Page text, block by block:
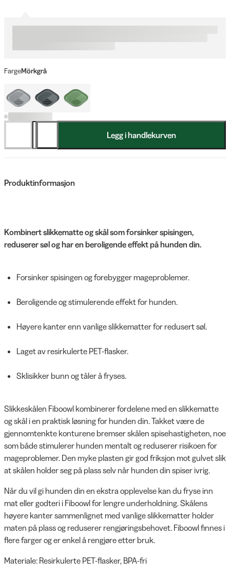
FargeMörkgrå
Legg i handlekurven
Produktinformasjon
Kombinert slikkematte og skål som forsinker spisingen,
reduserer søl og har en beroligende effekt på hunden din.
Forsinker spisingen og forebygger mageproblemer.
Beroligende og stimulerende effekt for hunden.
Høyere kanter enn vanlige slikkematter for redusert søl.
Laget av resirkulerte PET-flasker.
Sklisikker bunn og tåler å fryses.
Slikkeskålen Fiboowl kombinerer fordelene med en slikkematte
og skål i en praktisk løsning for hunden din. Takket være de
gjennomtenkte konturene bremser skålen spisehastigheten, noe
som både stimulerer hunden mentalt og reduserer risikoen for
mageproblemer. Den myke plasten gir god friksjon mot gulvet slik
at skålen holder seg på plass selv når hunden din spiser ivrig.
Når du vil gi hunden din en ekstra opplevelse kan du fryse inn
mat eller godteri i Fiboowl for lengre underholdning. Skålens
høyere kanter sammenlignet med vanlige slikkematter holder
maten på plass og reduserer rengjøringsbehovet. Fiboowl finnes i
flere farger og er enkel å rengjøre etter bruk.
Materiale: Resirkulerte PET-flasker, BPA-fri